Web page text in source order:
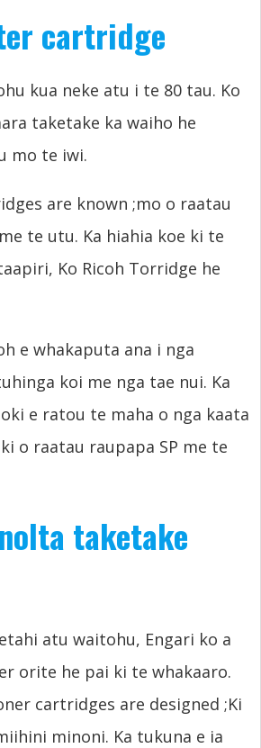
cartridge
kua neke atu i te 80 tau. Ko
taketake ka waiho he
mo te iwi.
are known ;mo o raatau
te utu. Ka hiahia koe ki te
Ko Ricoh Torridge he
e whakaputa ana i nga
koi me nga tae nui. Ka
e ratou te maha o nga kaata
o raatau raupapa SP me te
taketake
atu waitohu, Engari ko a
orite he pai ki te whakaaro.
cartridges are designed ;Ki
minoni. Ka tukuna e ia